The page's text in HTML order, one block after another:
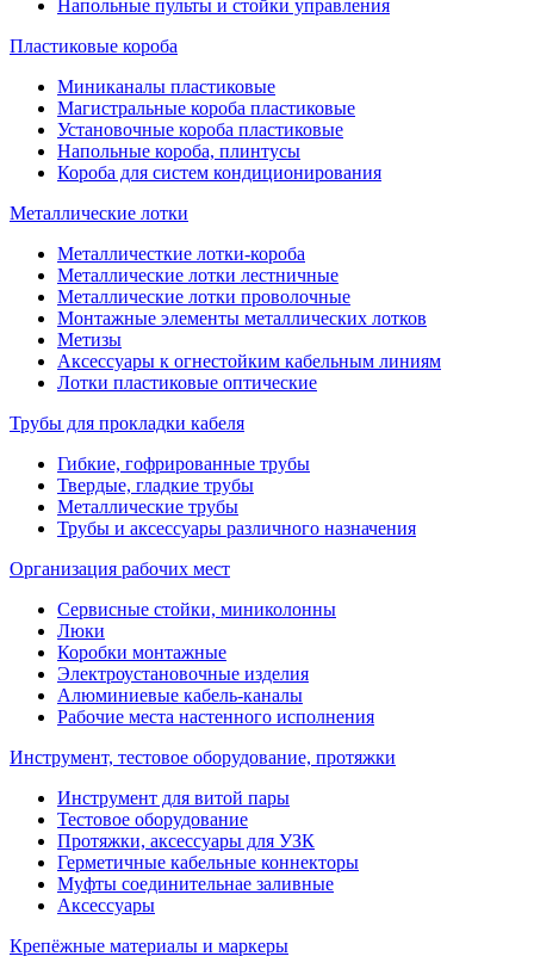
Напольные пульты и стойки управления
Пластиковые короба
Миниканалы пластиковые
Магистральные короба пластиковые
Установочные короба пластиковые
Напольные короба, плинтусы
Короба для систем кондиционирования
Металлические лотки
Металличесткие лотки-короба
Металлические лотки лестничные
Металлические лотки проволочные
Монтажные элементы металлических лотков
Метизы
Аксессуары к огнестойким кабельным линиям
Лотки пластиковые оптические
Трубы для прокладки кабеля
Гибкие, гофрированные трубы
Твердые, гладкие трубы
Металлические трубы
Трубы и аксессуары различного назначения
Организация рабочих мест
Сервисные стойки, миниколонны
Люки
Коробки монтажные
Электроустановочные изделия
Алюминиевые кабель-каналы
Рабочие места настенного исполнения
Инструмент, тестовое оборудование, протяжки
Инструмент для витой пары
Тестовое оборудование
Протяжки, аксессуары для УЗК
Герметичные кабельные коннекторы
Муфты соединительнае заливные
Аксессуары
Крепёжные материалы и маркеры